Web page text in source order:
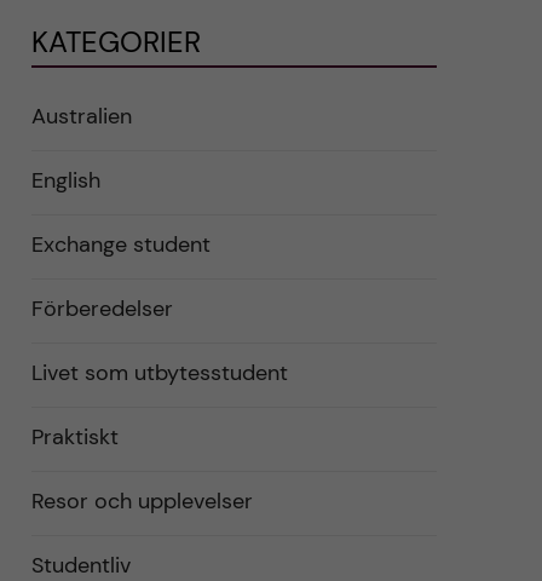
KATEGORIER
Australien
English
Exchange student
Förberedelser
Livet som utbytesstudent
Praktiskt
Resor och upplevelser
Studentliv